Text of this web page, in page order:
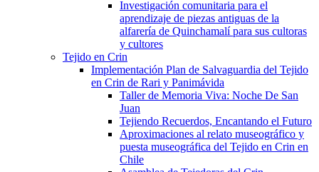
Investigación comunitaria para el
aprendizaje de piezas antiguas de la
alfarería de Quinchamalí para sus cultoras
y cultores
Tejido en Crin
Implementación Plan de Salvaguardia del Tejido
en Crin de Rari y Panimávida
Taller de Memoria Viva: Noche De San
Juan
Tejiendo Recuerdos, Encantando el Futuro
Aproximaciones al relato museográfico y
puesta museográfica del Tejido en Crin en
Chile